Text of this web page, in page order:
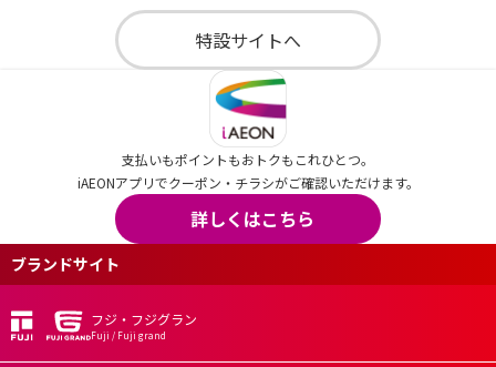
特設サイトへ
支払いもポイントもおトクもこれひとつ。
iAEONアプリでクーポン・チラシがご確認いただけます。
詳しくはこちら
ブランドサイト
フジ・フジグラン
Fuji / Fuji grand